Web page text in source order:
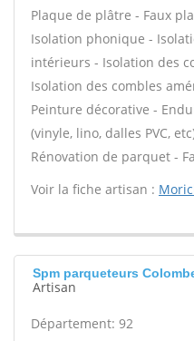
Plaque de plâtre - Faux
Isolation phonique -
intérieurs - Isolation des
Isolation des combles
Peinture décorative -
(vinyle, lino, dalles PVC,
Rénovation de parquet -
Voir la fiche artisan :
Spm parqueteurs
Artisan
Département: 92